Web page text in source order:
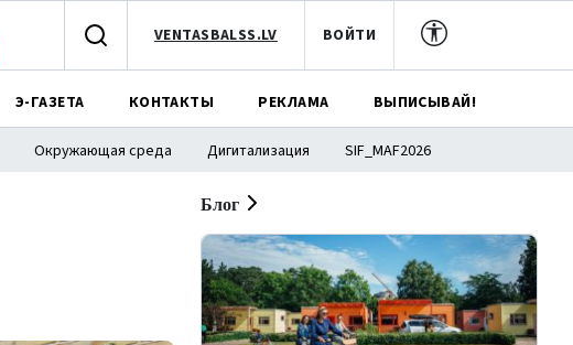
VENTASBALSS.LV ВОЙТИ
Э-ГАЗЕТА КОНТАКТЫ РЕКЛАМА ВЫПИСЫВАЙ!
Окружающая среда Дигитализация SIF_MAF2026
Блог